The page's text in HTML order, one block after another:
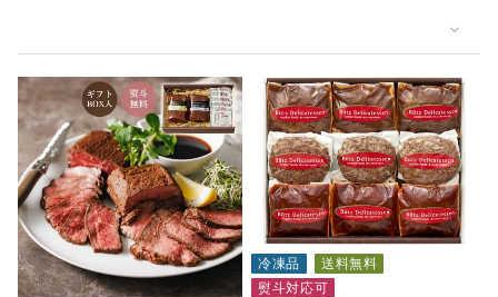
冷凍品
送料無料
熨斗対応可